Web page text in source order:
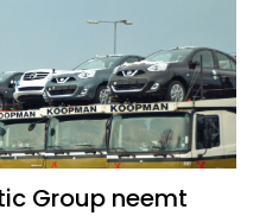
Group neemt